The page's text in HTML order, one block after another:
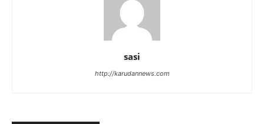
sasi
http://karudannews.com